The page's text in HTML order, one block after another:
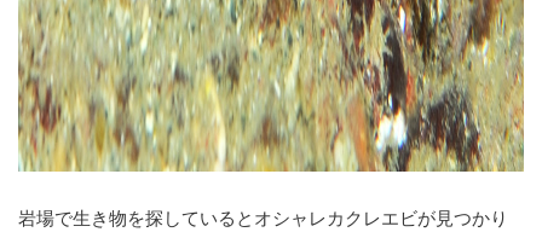
岩場で生き物を探しているとオシャレカクレエビが見つかり